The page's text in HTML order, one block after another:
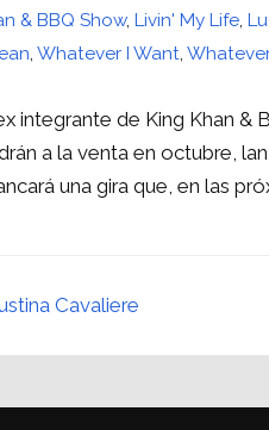
& BBQ Show,Livin' My Life,
,Whatever I Want,
integrante de King Khan &
a la venta en octubre,
una gira que, en las
Cavaliere